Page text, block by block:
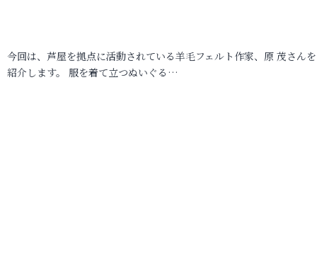
今回は、芦屋を拠点に活動されている羊毛フェルト作家、原 茂さん
紹介します。 服を着て立つぬいぐる…